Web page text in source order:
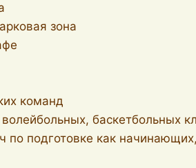
зона
команд
баскетбольных
подготовке как